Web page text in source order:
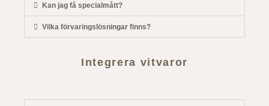
Kan jag få specialmått?
Vilka förvaringslösningar finns?
Integrera vitvaror